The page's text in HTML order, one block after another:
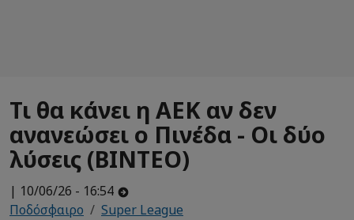
Τι θα κάνει η ΑΕΚ αν δεν
ανανεώσει ο Πινέδα - Οι δύο
λύσεις (ΒΙΝΤΕΟ)
| 10/06/26 - 16:54
Ποδόσφαιρο
Super League